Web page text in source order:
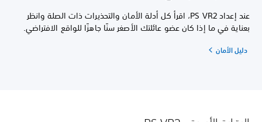
عند إعداد PS VR2، اقرأ كل أدلة الأمان والتحذيرات ذات الصلة وانظر
بعناية في ما إذا كان عضو عائلتك الأصغر سنًا جاهزًا للواقع الافتراضي.
دليل الأمان